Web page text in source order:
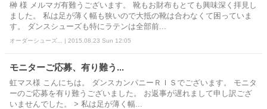
榊 様 メルマガ有難うございます。 靴もお財布もとても興味深く拝見し
ました。 私は足が薄く幅も狭いので大抵の靴は合わなくて困っていま
す。 ダンスシューズも特にラテンは全部前...
オーダーシューズ... | 2015.08.23 Sun 12:05
モニターご応募、有り難う...
虹マス様 こんにちは。 ダンスカンパニーＲＩＳでございます。 モニタ
ーのご応募を有り難うございました。 お返事が遅れまして申し訳ござ
いませんでした。 > 私は足が薄く幅...